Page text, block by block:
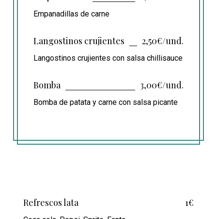
Empanadillas de carne
Langostinos crujientes 2,50€/und.
Langostinos crujientes con salsa chillisauce
Bomba 3,00€/und.
Bomba de patata y carne con salsa picante
Refrescos lata 1€